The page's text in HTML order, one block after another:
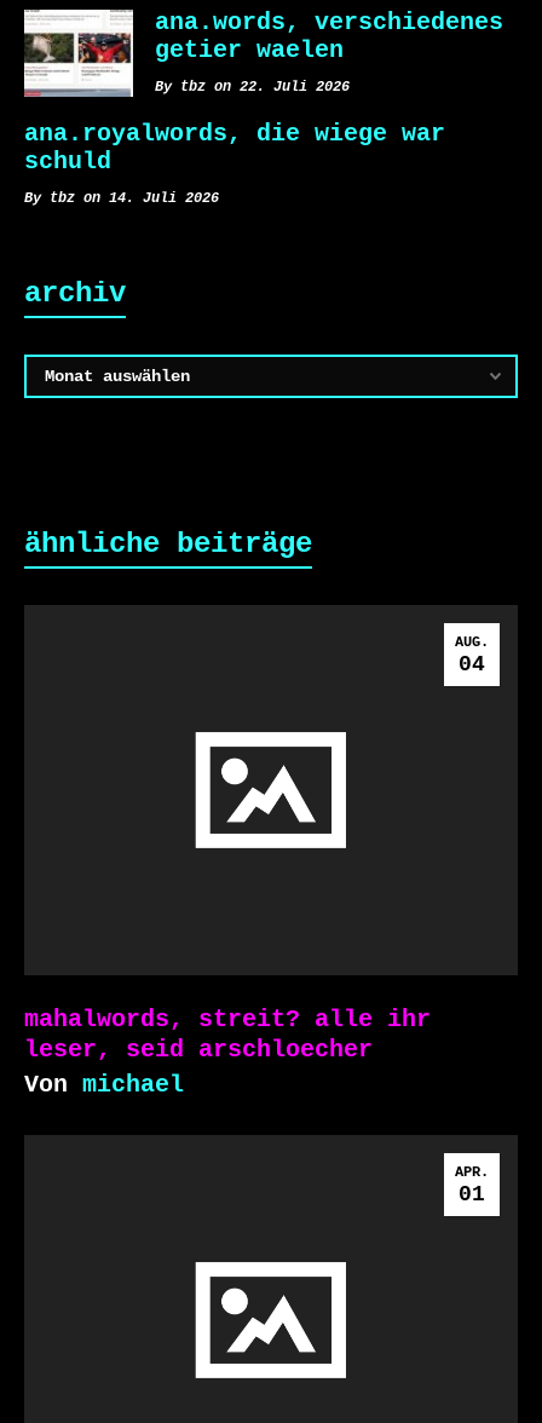
ana.words, verschiedenes
getier waelen
By tbz on 22. Juli 2026
ana.royalwords, die wiege war
schuld
By tbz on 14. Juli 2026
archiv
Archiv
ähnliche beiträge
AUG.
04
mahalwords, streit? alle ihr
leser, seid arschloecher
Von michael
APR.
01